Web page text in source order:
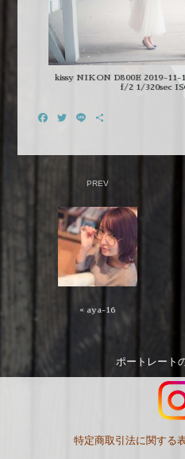
kissy NIKON D800E 2019-11-
f/2 1/320sec
Facebook
Twitter
Line
PREV
« aya-16
ポートレート
特定商取引法に関する